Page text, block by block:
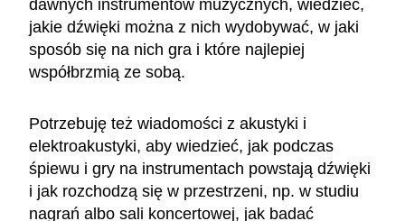
dawnych instrumentów muzycznych, wiedzieć,
jakie dźwięki można z nich wydobywać, w jaki
sposób się na nich gra i które najlepiej
współbrzmią ze sobą.
Potrzebuję też wiadomości z akustyki i
elektroakustyki, aby wiedzieć, jak podczas
śpiewu i gry na instrumentach powstają dźwięki
i jak rozchodzą się w przestrzeni, np. w studiu
nagrań albo sali koncertowej, jak badać